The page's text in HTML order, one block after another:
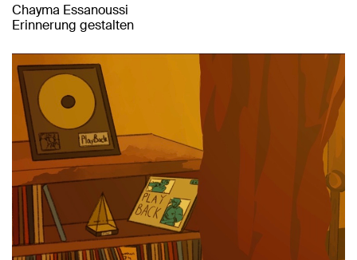
Chayma Essanoussi
Erinnerung gestalten